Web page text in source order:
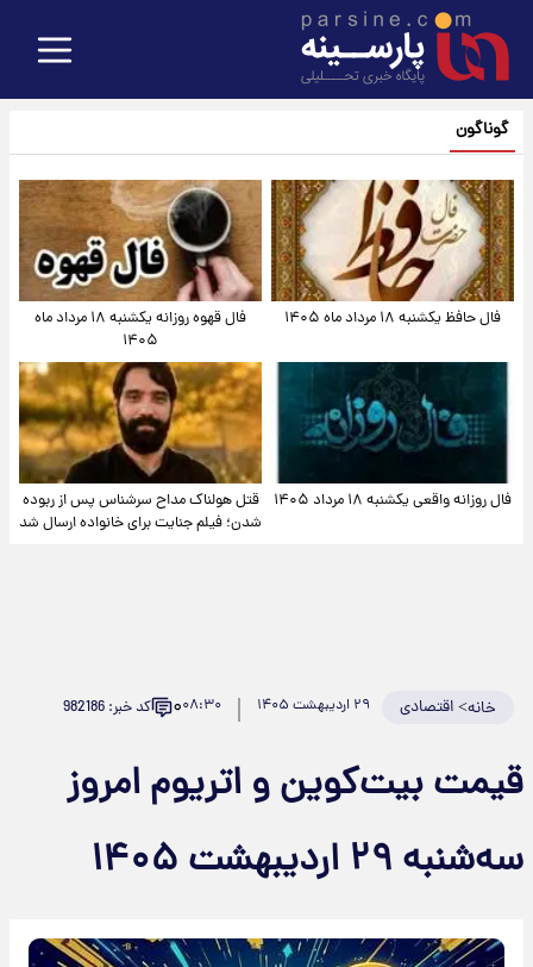
گوناگون
فال حافظ یکشنبه ۱۸ مرداد ماه ۱۴۰۵
فال قهوه روزانه یکشنبه ۱۸ مرداد ماه
۱۴۰۵
فال روزانه واقعی یکشنبه ۱۸ مرداد ۱۴۰۵
قتل هولناک مداح سرشناس پس از ربوده
شدن؛ فیلم جنایت برای خانواده ارسال شد
خانه>اقتصادی ۲۹ اردیبهشت ۱۴۰۵ ۰۸:۳۰۰ کد خبر: 982186
قیمت بیت‌کوین و اتریوم امروز
سه‌شنبه ۲۹ اردیبهشت ۱۴۰۵